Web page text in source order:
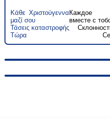
Κάθε Χριστούγεννα
μαζί σου
Каждое
вместе с
Τάσεις καταστροφής
Τώρα